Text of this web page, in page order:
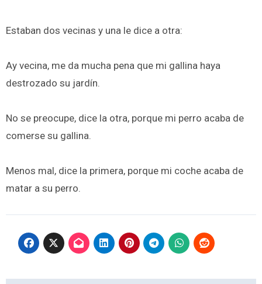
Estaban dos vecinas y una le dice a otra:
Ay vecina, me da mucha pena que mi gallina haya
destrozado su jardín.
No se preocupe, dice la otra, porque mi perro acaba de
comerse su gallina.
Menos mal, dice la primera, porque mi coche acaba de
matar a su perro.